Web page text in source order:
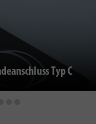
Typ C